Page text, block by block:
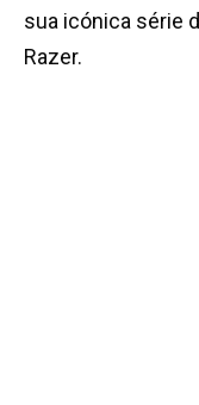
sua icónica série
Razer.